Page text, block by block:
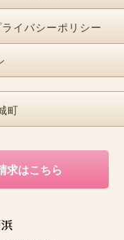
ライバシーポリシー
町
求はこちら